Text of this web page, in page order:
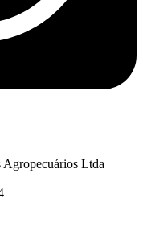
Agropecuários Ltda